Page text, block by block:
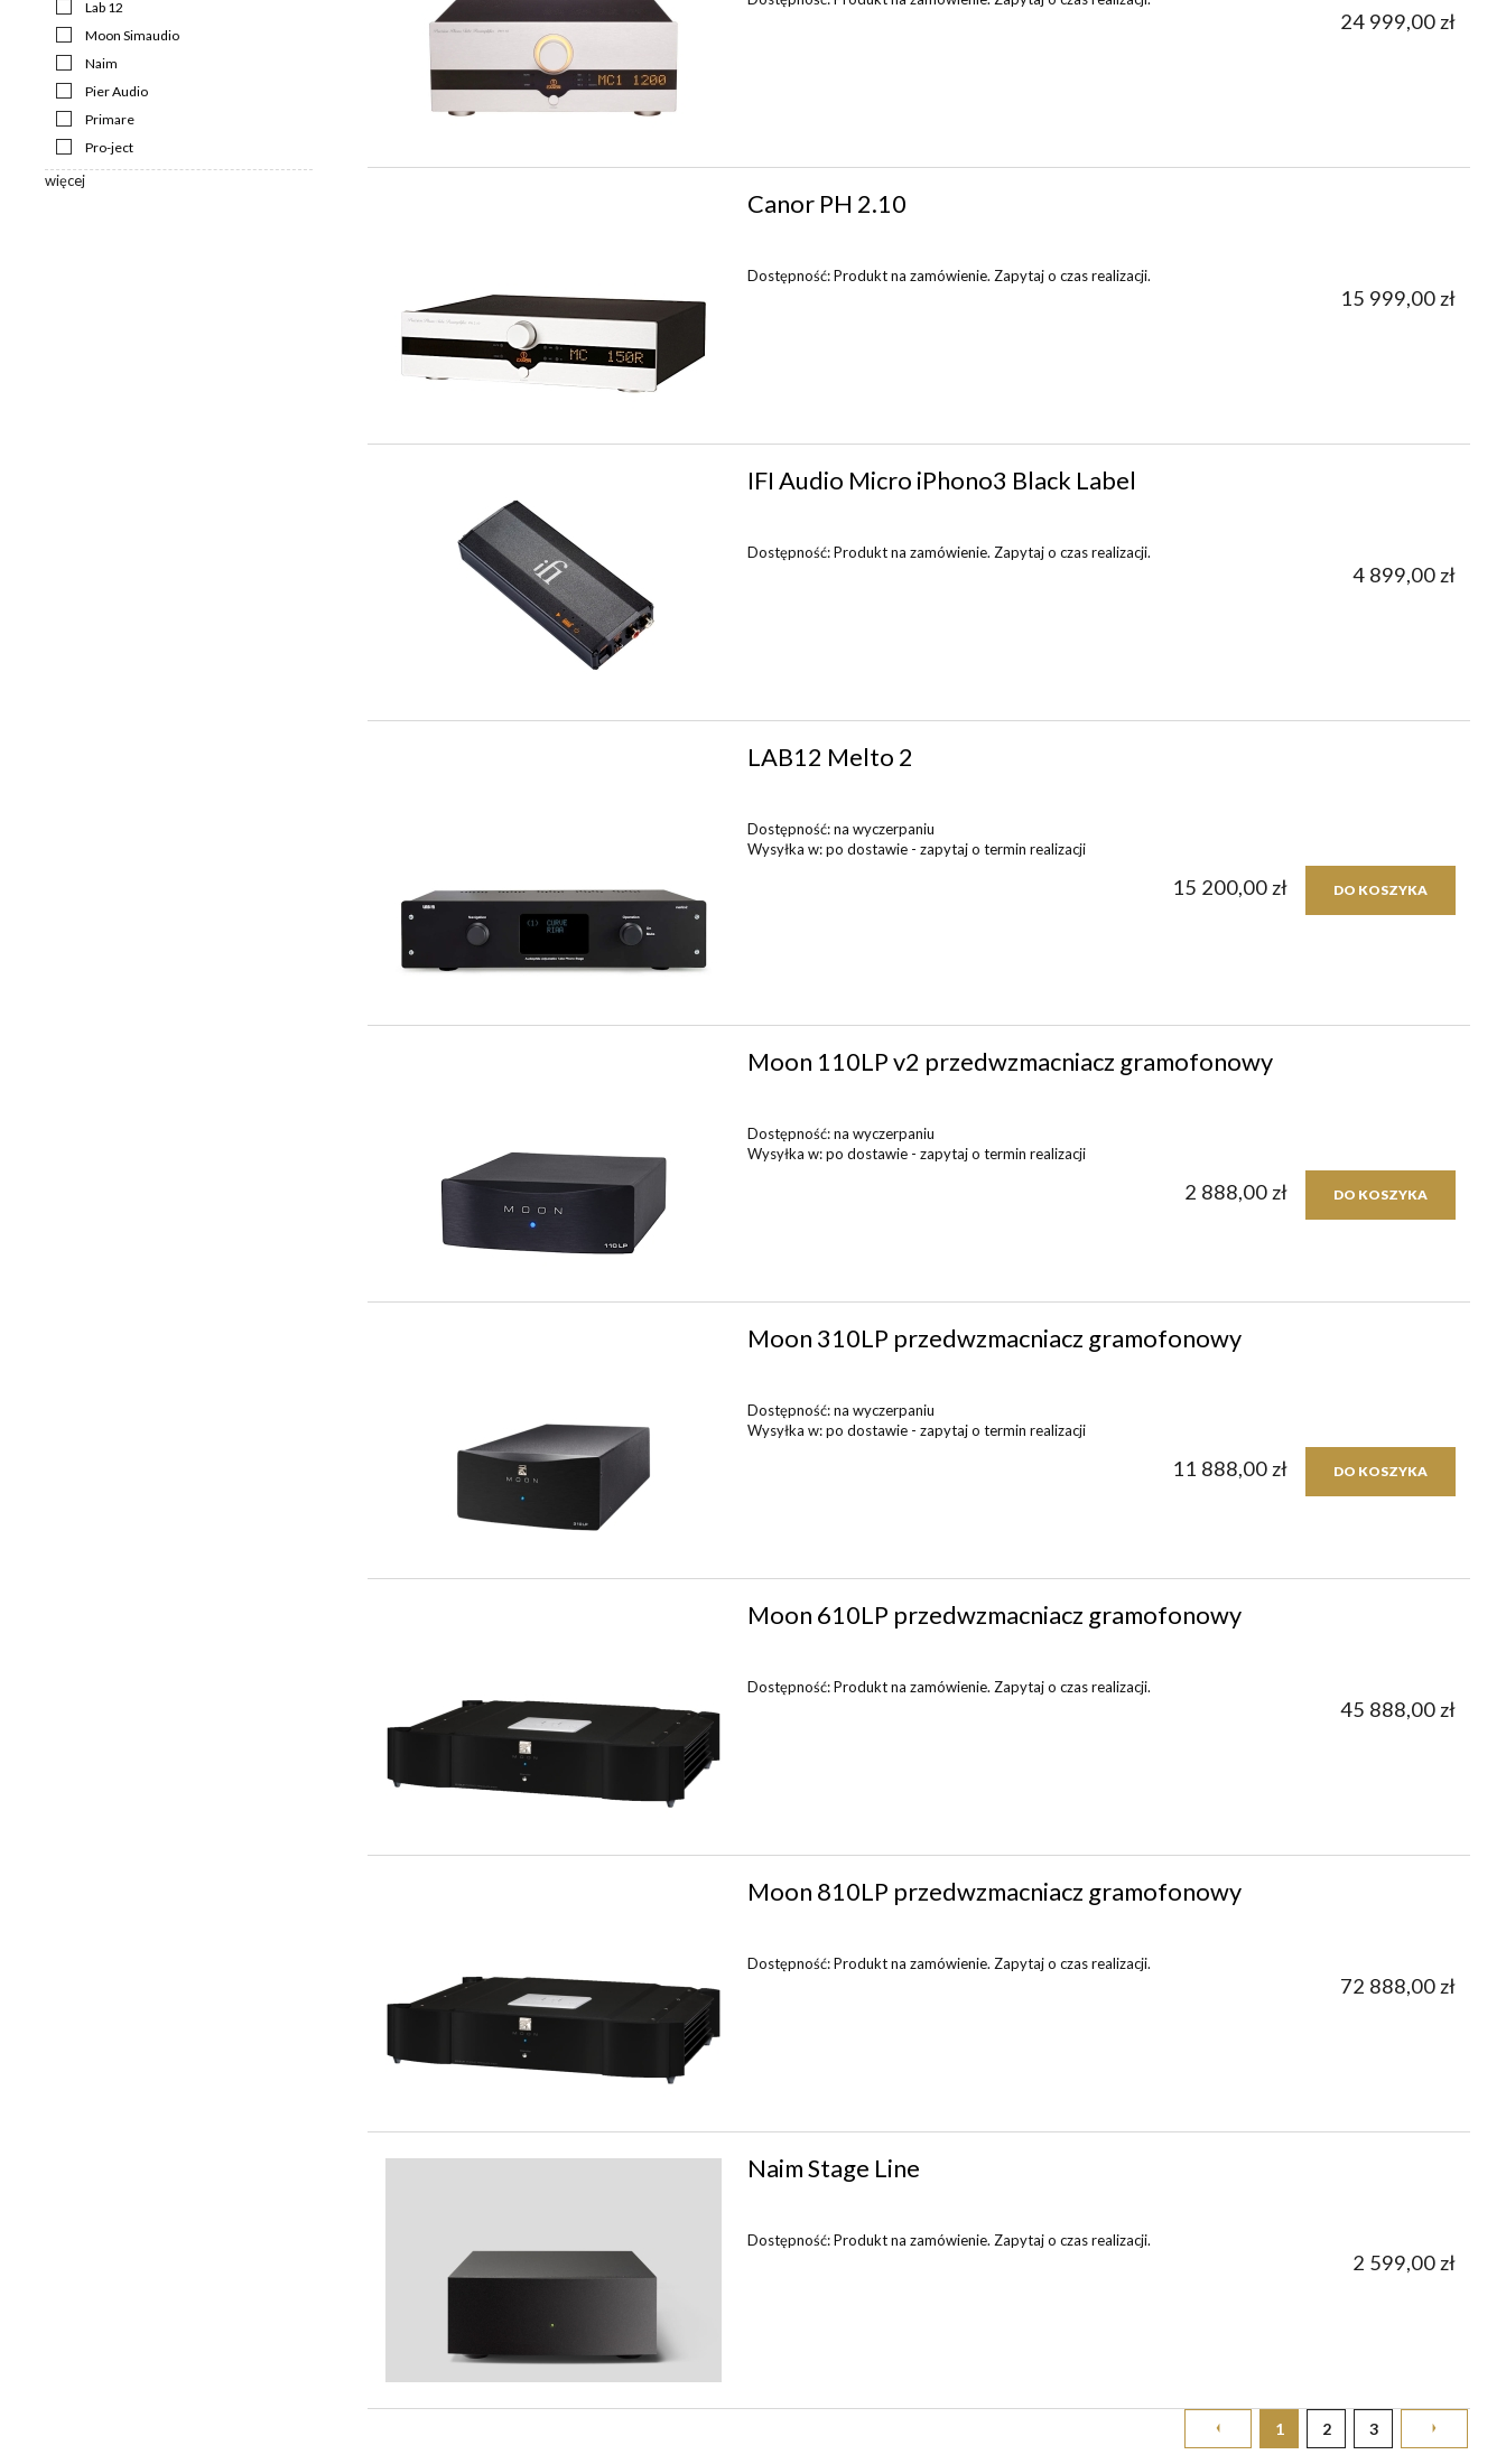
Lab 12
Moon Simaudio
Naim
Pier Audio
Primare
Pro-ject
więcej
24 999,00 zł
Canor PH 2.10
Dostępność:Produkt na zamówienie. Zapytaj o czas realizacji.
15 999,00 zł
IFI Audio Micro iPhono3 Black Label
Dostępność:Produkt na zamówienie. Zapytaj o czas realizacji.
4 899,00 zł
LAB12 Melto 2
Dostępność:na wyczerpaniu
Wysyłka w:po dostawie - zapytaj o termin realizacji
15 200,00 zł DO KOSZYKA
Moon 110LP v2 przedwzmacniacz gramofonowy
Dostępność:na wyczerpaniu
Wysyłka w:po dostawie - zapytaj o termin realizacji
2 888,00 zł DO KOSZYKA
Moon 310LP przedwzmacniacz gramofonowy
Dostępność:na wyczerpaniu
Wysyłka w:po dostawie - zapytaj o termin realizacji
11 888,00 zł DO KOSZYKA
Moon 610LP przedwzmacniacz gramofonowy
Dostępność:Produkt na zamówienie. Zapytaj o czas realizacji.
45 888,00 zł
Moon 810LP przedwzmacniacz gramofonowy
Dostępność:Produkt na zamówienie. Zapytaj o czas realizacji.
72 888,00 zł
Naim Stage Line
Dostępność:Produkt na zamówienie. Zapytaj o czas realizacji.
2 599,00 zł
1 2 3